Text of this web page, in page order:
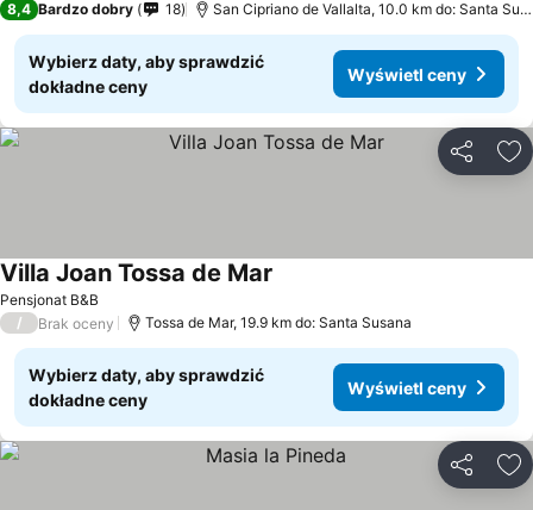
8,4 Bardzo dobry 18 San Cipriano de Vallalta, 10.0 km do: Santa
Wybierz daty, aby sprawdzić
dokładne ceny
Wyświetl ceny
Pensjonat B&B
Villa Joan Tossa de Mar
/ Brak oceny Tossa de Mar, 19.9 km do: Santa Susana
Wybierz daty, aby sprawdzić
dokładne ceny
Wyświetl ceny